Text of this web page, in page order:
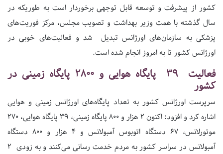
کشور از پیشرفت و توسعه قابل توجهی برخوردار است به طوریکه در
سال گذشته با همت وزیر بهداشت و تصویب مجلس، مرکز فوریت‌های
پزشکی به سازمان‌های اورژانس تبدیل شد و فعالیت‌های خوبی در
اورژانس کشور تا به امروز انجام شده است.
فعالیت 39 پایگاه هوایی و 2800 پایگاه زمینی در
کشور
سرپرست اورژانس کشور به تعداد پایگاه‌های اورژانس زمینی و هوایی
اشاره کرد و افزود: اکنون 2 هزار و 800 پایگاه زمینی، 39 پایگاه هوایی، 270
موتورلانس، 67 دستگاه اتوبوس‌ آمبولانس و 4 هزار و 800 دستگاه
آمبولانس در سراسر کشور به مردم خدمت رسانی می‌کنند و به زودی 2